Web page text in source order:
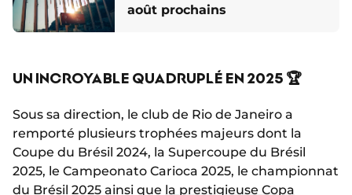
août prochains
UN INCROYABLE QUADRUPLÉ EN 2025 🏆
Sous sa direction, le club de Rio de Janeiro a
remporté plusieurs trophées majeurs dont la
Coupe du Brésil 2024, la Supercoupe du Brésil
2025, le Campeonato Carioca 2025, le championnat
du Brésil 2025 ainsi que la prestigieuse Copa